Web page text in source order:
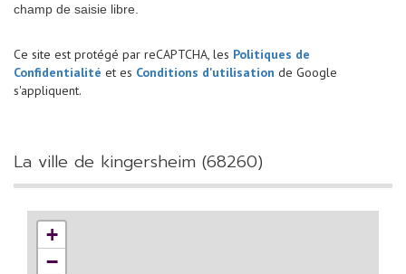
champ de saisie libre.
Ce site est protégé par reCAPTCHA, les Politiques de
Confidentialité et es Conditions d'utilisation de Google
s'appliquent.
la ville de kingersheim (68260)
+
−